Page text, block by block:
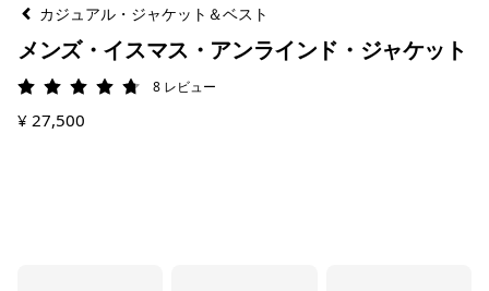
カジュアル・ジャケット＆ベスト
メンズ・イスマス・アンラインド・ジャケット
評価: 4.8 / 5
8 レビュー
¥ 27,500